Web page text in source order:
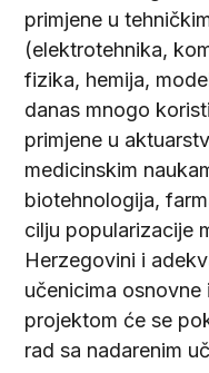
primjene u
(elektrotehnika,
fizika, hemija,
danas mnogo
primjene u
medicinskim
biotehnologija,
cilju popularizacije
Herzegovini i
učenicima
projektom će se
rad sa nadarenim